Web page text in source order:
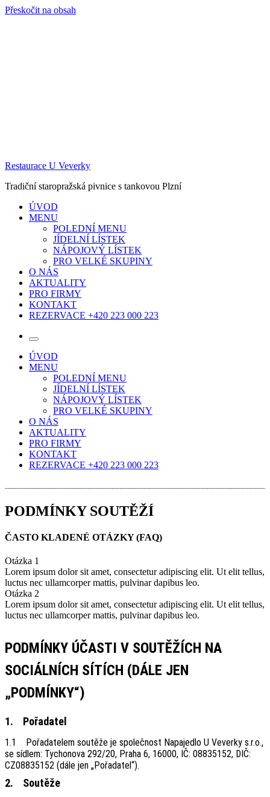
Přeskočit na obsah
Restaurace U Veverky
Tradiční staropražská pivnice s tankovou Plzní
ÚVOD
MENU
POLEDNÍ MENU
JÍDELNÍ LÍSTEK
NÁPOJOVÝ LÍSTEK
PRO VELKÉ SKUPINY
O NÁS
AKTUALITY
PRO FIRMY
KONTAKT
REZERVACE +420 223 000 223
ÚVOD
MENU
POLEDNÍ MENU
JÍDELNÍ LÍSTEK
NÁPOJOVÝ LÍSTEK
PRO VELKÉ SKUPINY
O NÁS
AKTUALITY
PRO FIRMY
KONTAKT
REZERVACE +420 223 000 223
PODMÍNKY SOUTĚŽÍ
ČASTO KLADENÉ OTÁZKY (FAQ)
Otázka 1
Lorem ipsum dolor sit amet, consectetur adipiscing elit. Ut elit tellus,
luctus nec ullamcorper mattis, pulvinar dapibus leo.
Otázka 2
Lorem ipsum dolor sit amet, consectetur adipiscing elit. Ut elit tellus,
luctus nec ullamcorper mattis, pulvinar dapibus leo.
PODMÍNKY ÚČASTI V SOUTĚŽÍCH NA
SOCIÁLNÍCH SÍTÍCH (DÁLE JEN
„PODMÍNKY“)
1. Pořadatel
1.1 Pořadatelem soutěže je společnost Napajedlo U Veverky s.r.o.,
se sídlem: Tychonova 292/20, Praha 6, 16000, IČ: 08835152, DIČ:
CZ08835152 (dále jen „Pořadatel“).
2. Soutěže